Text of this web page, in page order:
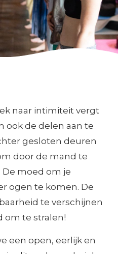
naar intimiteit vergt
ook de delen aan te
gesloten deuren
door de mand te
De moed om je
ogen te komen. De
te verschijnen
om te stralen!
een open, eerlijk en